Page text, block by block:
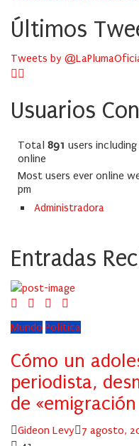
Últimos
Tweets by
Usuarios
Total 891 users including
online
Most users ever online
pm
Administradora
Entradas
Mundo Política
Cómo un
periodista,
de
Author
Gideon Levy
Posted
7 agosto,